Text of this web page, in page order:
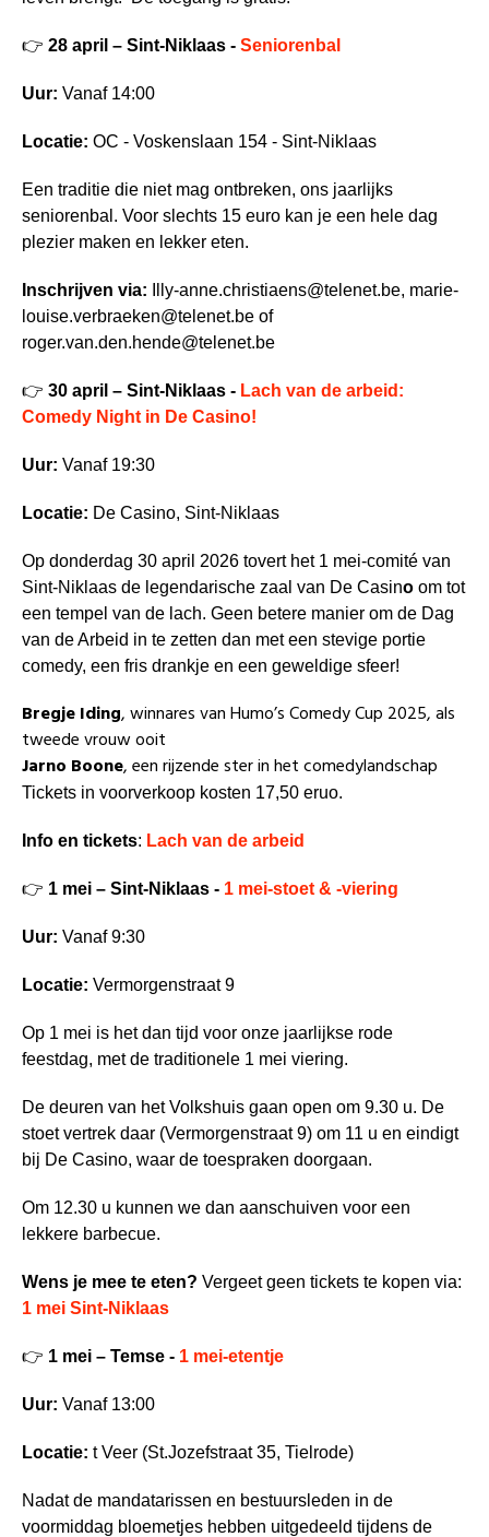
👉 28 april – Sint-Niklaas - Seniorenbal
Uur: Vanaf 14:00
Locatie: OC - Voskenslaan 154 - Sint-Niklaas
Een traditie die niet mag ontbreken, ons jaarlijks
seniorenbal. Voor slechts 15 euro kan je een hele dag
plezier maken en lekker eten.
Inschrijven via: Illy-anne.christiaens@telenet.be, marie-
louise.verbraeken@telenet.be of
roger.van.den.hende@telenet.be
👉 30 april – Sint-Niklaas - Lach van de arbeid:
Comedy Night in De Casino!
Uur: Vanaf 19:30
Locatie: De Casino, Sint-Niklaas
Op donderdag 30 april 2026 tovert het 1 mei-comité van
Sint-Niklaas de legendarische zaal van De Casino om tot
een tempel van de lach. Geen betere manier om de Dag
van de Arbeid in te zetten dan met een stevige portie
comedy, een fris drankje en een geweldige sfeer!
Bregje Iding, winnares van Humo’s Comedy Cup 2025, als
tweede vrouw ooit
Jarno Boone, een rijzende ster in het comedylandschap
Tickets in voorverkoop kosten 17,50 eruo.
Info en tickets: Lach van de arbeid
👉 1 mei – Sint-Niklaas - 1 mei-stoet & -viering
Uur: Vanaf 9:30
Locatie: Vermorgenstraat 9
Op 1 mei is het dan tijd voor onze jaarlijkse rode
feestdag, met de traditionele 1 mei viering.
De deuren van het Volkshuis gaan open om 9.30 u. De
stoet vertrek daar (Vermorgenstraat 9) om 11 u en eindigt
bij De Casino, waar de toespraken doorgaan.
Om 12.30 u kunnen we dan aanschuiven voor een
lekkere barbecue.
Wens je mee te eten? Vergeet geen tickets te kopen via:
1 mei Sint-Niklaas
👉 1 mei – Temse - 1 mei-etentje
Uur: Vanaf 13:00
Locatie: t Veer (St.Jozefstraat 35, Tielrode)
Nadat de mandatarissen en bestuursleden in de
voormiddag bloemetjes hebben uitgedeeld tijdens de